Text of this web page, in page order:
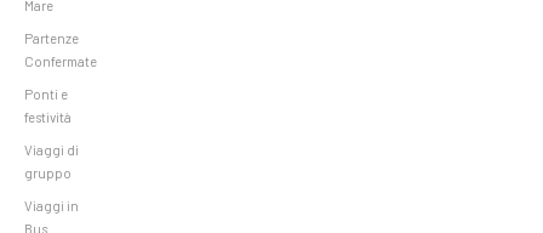
Mare
Partenze
Confermate
Ponti e
festività
Viaggi di
gruppo
Viaggi in
Bus